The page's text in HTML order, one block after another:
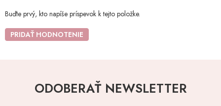
Buďte prvý, kto napíše príspevok k tejto položke.
PRIDAŤ HODNOTENIE
ODOBERAŤ NEWSLETTER